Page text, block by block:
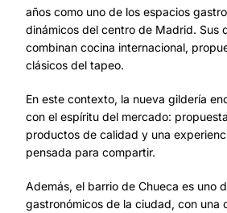
años como uno de los espacios
dinámicos del centro de Madrid. Sus
combinan cocina internacional,
clásicos del tapeo.
En este contexto, la nueva gildería
con el espíritu del mercado:
productos de calidad y una
pensada para compartir.
Además, el barrio de Chueca es uno
gastronómicos de la ciudad, con una